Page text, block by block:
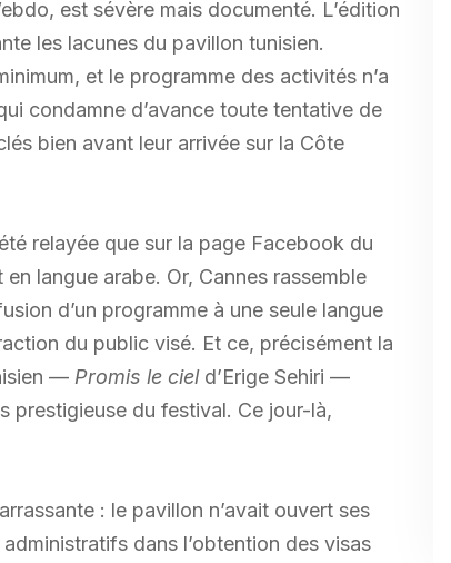
est sévère mais documenté. L’édition
les lacunes du pavillon tunisien.
et le programme des activités n’a
condamne d’avance toute tentative de
bien avant leur arrivée sur la Côte
relayée que sur la page Facebook du
langue arabe. Or, Cannes rassemble
d’un programme à une seule langue
du public visé. Et ce, précisément la
— Promis le cield’Erige Sehiri —
prestigieuse du festival. Ce jour-là,
: le pavillon n’avait ouvert ses
dans l’obtention des visas